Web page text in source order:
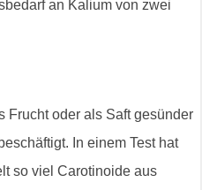
an Kalium von zwei
Frucht oder als Saft gesünder
In einem Test hat
so viel Carotinoide aus